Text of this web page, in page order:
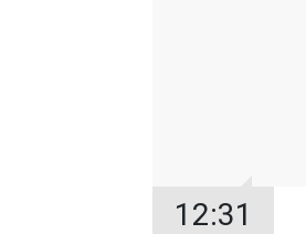
12:31